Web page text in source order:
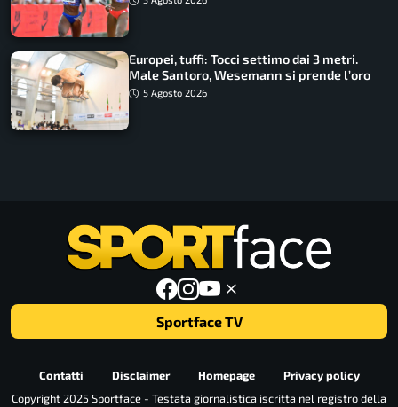
Europei, tuffi: Tocci settimo dai 3 metri.
Male Santoro, Wesemann si prende l’oro
5 Agosto 2026
Sportface TV
Contatti Disclaimer Homepage
Privacy policy
Copyright 2025 Sportface - Testata giornalistica iscritta nel registro della